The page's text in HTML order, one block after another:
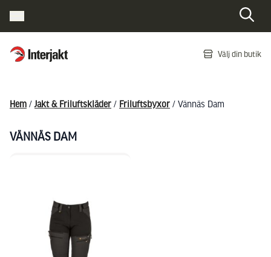
Interjakt SE Välj din butik
Hem / Jakt & Friluftskläder / Friluftsbyxor / Vännäs Dam
VÄNNÄS DAM